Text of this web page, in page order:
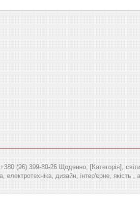
(96) 399-80-26 Щоденно, [Категорія],
дизайн, інтер'єрне, якість